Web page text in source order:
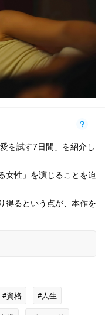
を試す7日間」を紹介し
女性」を演じることを迫
得るという点が、本作を
#資格
#人生